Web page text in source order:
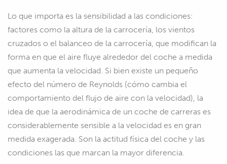
Lo que importa es la sensibilidad a las condiciones:
factores como la altura de la carrocería, los vientos
cruzados o el balanceo de la carrocería, que modifican la
forma en que el aire fluye alrededor del coche a medida
que aumenta la velocidad. Si bien existe un pequeño
efecto del número de Reynolds (cómo cambia el
comportamiento del flujo de aire con la velocidad), la
idea de que la aerodinámica de un coche de carreras es
considerablemente sensible a la velocidad es en gran
medida exagerada. Son la actitud física del coche y las
condiciones las que marcan la mayor diferencia.